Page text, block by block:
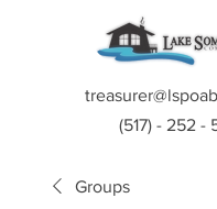
(517) - 252 -
Groups